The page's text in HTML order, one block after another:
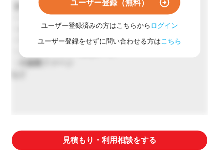
【対象ウイルス例】
・インフルエンザウイルス
・ネコカリシウイルス
・アデノウイルス
・コロナウイルス（新型不可）
・大腸菌ファージ
ユーザー登録（無料）
ユーザー登録済みの方はこちらから ログイン
ユーザー登録をせずに問い合わせる方はこちら
見積もり・利用相談をする